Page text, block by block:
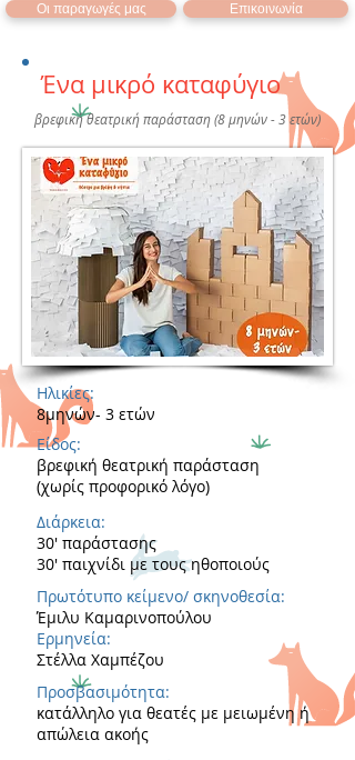
Οι παραγωγές μας Επικοινωνία
​Ένα μικρό καταφύγιο
βρεφική θεατρική παράσταση (8 μηνών - 3 ετών)
Ηλικίες:
8μηνών- 3 ετών
Είδος:
βρεφική θεατρική παράσταση
(χωρίς προφορικό λόγο)
Διάρκεια:
30' παράστασης
30' παιχνίδι με τους ηθοποιούς
Πρωτότυπο κείμενο/ σκηνοθεσία:
Έμιλυ Καμαρινοπούλου
Ερμηνεία:
Στέλλα Χαμπέζου
Προσβασιμότητα:
κατάλληλο για θεατές με μειωμένη ή
απώλεια ακοής